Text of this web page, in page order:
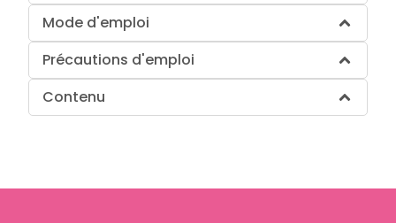
Mode d'emploi
Précautions d'emploi
Contenu